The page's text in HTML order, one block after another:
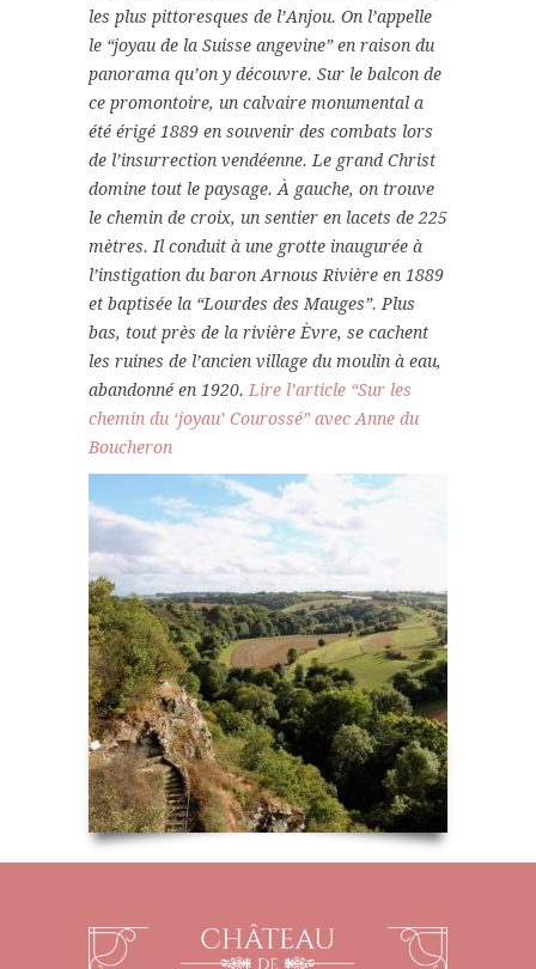
les plus pittoresques de l’Anjou. On l’appelle
le “joyau de la Suisse angevine” en raison du
panorama qu’on y découvre. Sur le balcon de
ce promontoire, un calvaire monumental a
été érigé 1889 en souvenir des combats lors
de l’insurrection vendéenne. Le grand Christ
domine tout le paysage. À gauche, on trouve
le chemin de croix, un sentier en lacets de 225
mètres. Il conduit à une grotte inaugurée à
l’instigation du baron Arnous Rivière en 1889
et baptisée la “Lourdes des Mauges”. Plus
bas, tout près de la rivière Èvre, se cachent
les ruines de l’ancien village du moulin à eau,
abandonné en 1920. Lire l’article “Sur les
chemin du ‘joyau’ Courossé” avec Anne du
Boucheron